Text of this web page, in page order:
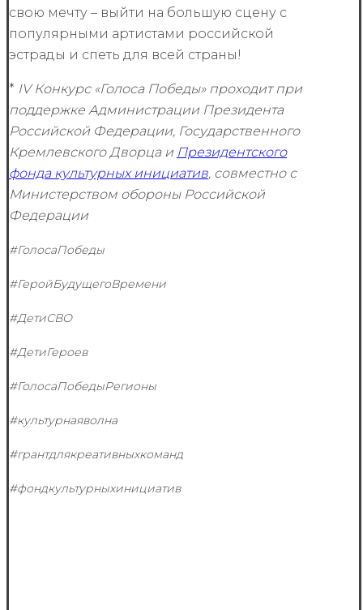
свою мечту – выйти на большую сцену с
популярными артистами российской
эстрады и спеть для всей страны!
* IV Конкурс «Голоса Победы» проходит при
поддержке Администрации Президента
Российской Федерации, Государственного
Кремлевского Дворца и Президентского
фонда культурных инициатив, совместно с
Министерством обороны Российской
Федерации
#ГолосаПобеды
#ГеройБудущегоВремени
#ДетиСВО
#ДетиГероев
#ГолосаПобедыРегионы
#культурнаяволна
#грантдлякреативныхкоманд
#фондкультурныхинициатив